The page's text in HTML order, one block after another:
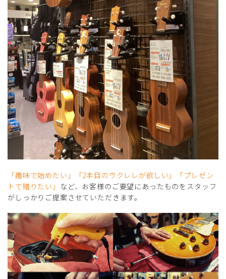
「趣味で始めたい」「2本目のウクレレが欲しい」「プレゼン
トで贈りたい」 など、お客様のご要望にあったものをスタッフ
がしっかりご提案させていただきます。